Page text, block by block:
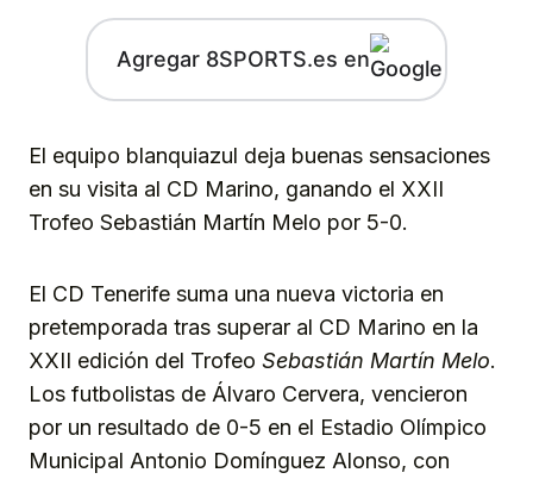
Agregar 8SPORTS.es en
El equipo blanquiazul deja buenas sensaciones
en su visita al CD Marino, ganando el XXII
Trofeo Sebastián Martín Melo por 5-0.
El CD Tenerife suma una nueva victoria en
pretemporada tras superar al CD Marino en la
XXII edición del Trofeo Sebastián Martín Melo.
Los futbolistas de Álvaro Cervera, vencieron
por un resultado de 0-5 en el Estadio Olímpico
Municipal Antonio Domínguez Alonso, con